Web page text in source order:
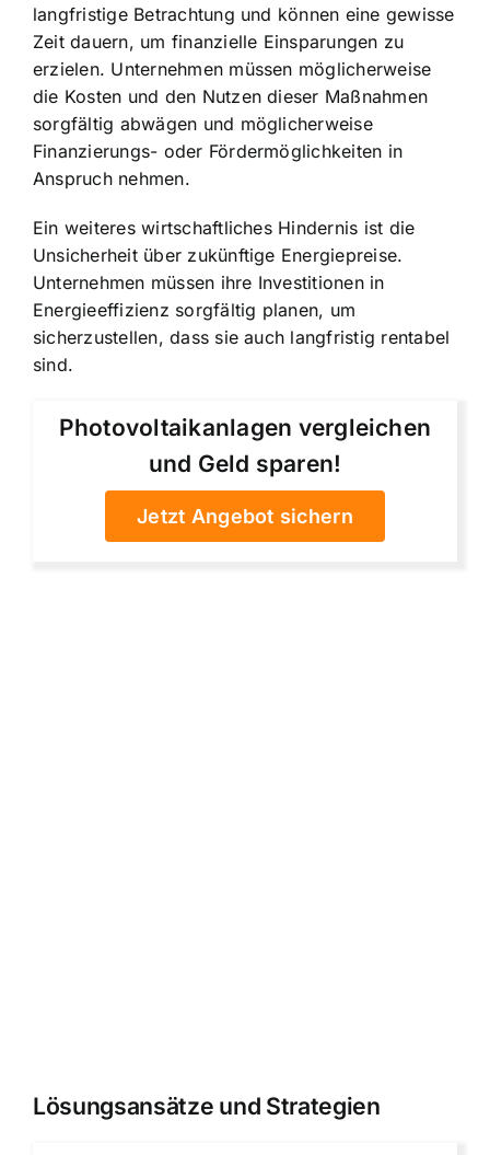
langfristige Betrachtung und können eine gewisse
Zeit dauern, um finanzielle Einsparungen zu
erzielen. Unternehmen müssen möglicherweise
die Kosten und den Nutzen dieser Maßnahmen
sorgfältig abwägen und möglicherweise
Finanzierungs- oder Fördermöglichkeiten in
Anspruch nehmen.
Ein weiteres wirtschaftliches Hindernis ist die
Unsicherheit über zukünftige Energiepreise.
Unternehmen müssen ihre Investitionen in
Energieeffizienz sorgfältig planen, um
sicherzustellen, dass sie auch langfristig rentabel
sind.
Photovoltaikanlagen vergleichen
und Geld sparen!
Jetzt Angebot sichern
Lösungsansätze und Strategien